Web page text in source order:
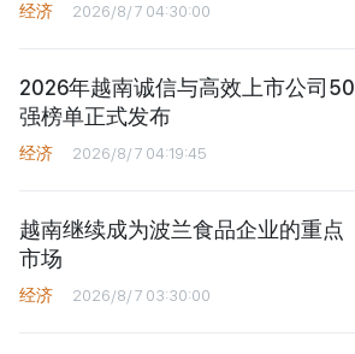
经济 2026/8/7 04:30:00
2026年越南诚信与高效上市公司50
强榜单正式发布
经济 2026/8/7 04:19:45
越南继续成为波兰食品企业的重点
市场
经济 2026/8/7 03:30:00